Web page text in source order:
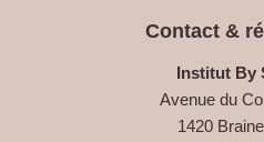
Contact &
Institut By
Avenue du
1420